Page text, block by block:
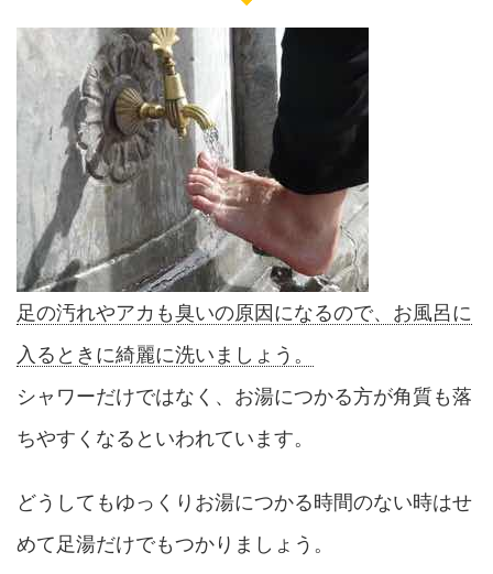
足の汚れやアカも臭いの原因になるので、お風呂に
入るときに綺麗に洗いましょう。
シャワーだけではなく、お湯につかる方が角質も落
ちやすくなるといわれています。
どうしてもゆっくりお湯につかる時間のない時はせ
めて足湯だけでもつかりましょう。